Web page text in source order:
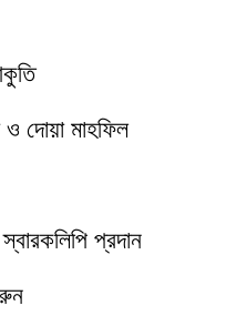
দোয়া মাহফিল
প্রদান